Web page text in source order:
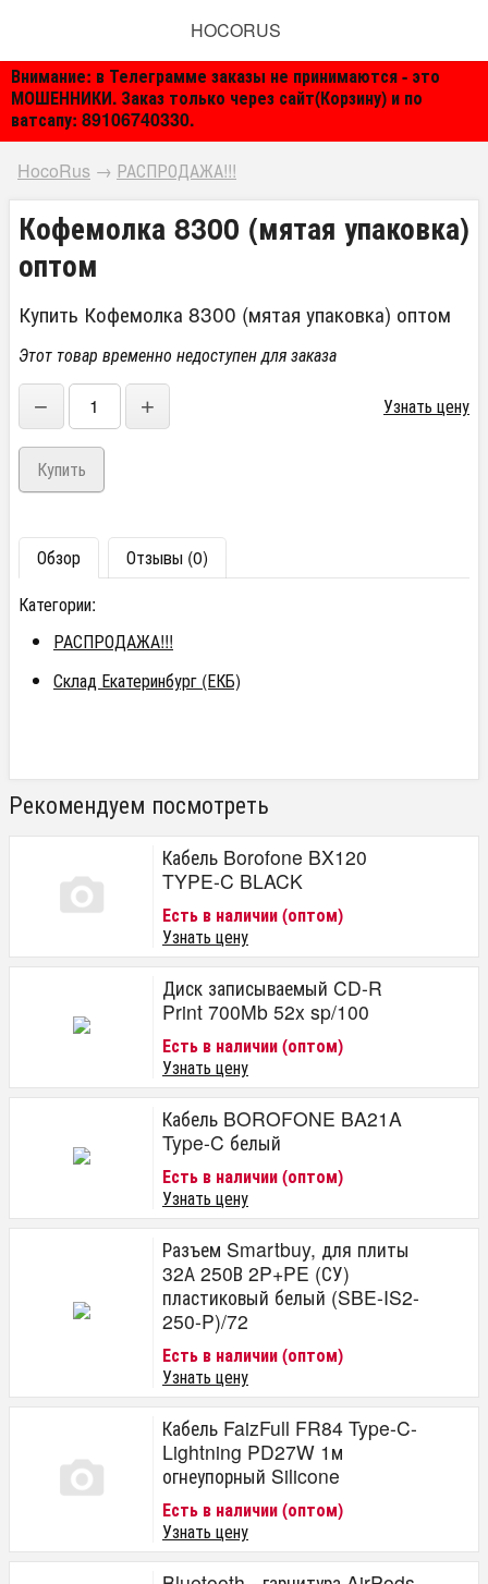
Внимание: в Телеграмме заказы не принимаются - это
МОШЕННИКИ. Заказ только через сайт(Корзину) и по
ватсапу: 89106740330.
HOCORUS
HocoRus → РАСПРОДАЖА!!!
Кофемолка 8300 (мятая упаковка)
оптом
Купить Кофемолка 8300 (мятая упаковка) оптом
Этот товар временно недоступен для заказа
− + Узнать цену
Обзор
Отзывы (0)
Категории:
РАСПРОДАЖА!!!
Склад Екатеринбург (ЕКБ)
Рекомендуем посмотреть
Кабель Borofone BX120
TYPE-C BLACK
Есть в наличии (оптом)
Узнать цену
Диск записываемый CD-R
Print 700Mb 52x sp/100
Есть в наличии (оптом)
Узнать цену
Кабель BOROFONE BA21A
Type-C белый
Есть в наличии (оптом)
Узнать цену
Разъем Smartbuy, для плиты
32А 250В 2P+PE (СУ)
пластиковый белый (SBE-IS2-
250-P)/72
Есть в наличии (оптом)
Узнать цену
Кабель FaizFull FR84 Type-C-
Lightning PD27W 1м
огнеупорный Silicone
Есть в наличии (оптом)
Узнать цену